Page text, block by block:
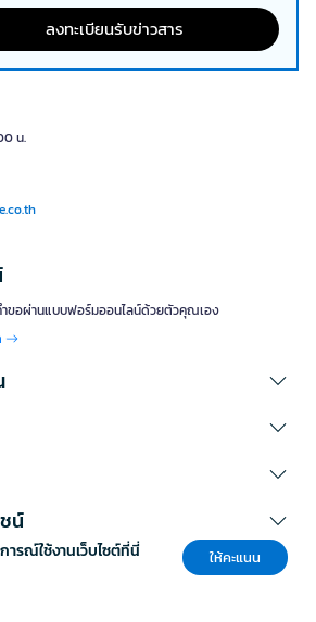
ลงทะเบียนรับข่าวสาร
น.
ขอผ่านแบบฟอร์มออนไลน์ด้วยตัวคุณเอง
น์
ารณ์ใช้งานเว็บไซต์ที่นี่ ให้คะแนน